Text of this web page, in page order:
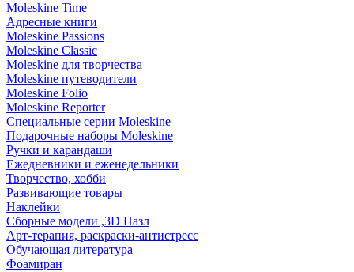
Moleskine Time
Адресные книги
Moleskine Passions
Moleskine Classic
Moleskine для творчества
Moleskine путеводители
Moleskine Folio
Moleskine Reporter
Специальные серии Moleskine
Подарочные наборы Moleskine
Ручки и карандаши
Ежедневники и еженедельники
Творчество, хобби
Развивающие товары
Наклейки
Сборные модели ,3D Пазл
Арт-терапия, раскраски-антистресс
Обучающая литература
Фоамиран